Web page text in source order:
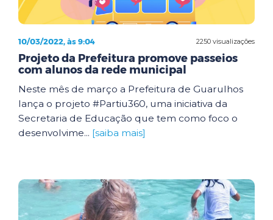
2250 visualizações
10/03/2022, às 9:04
Projeto da Prefeitura promove passeios
com alunos da rede municipal
Neste mês de março a Prefeitura de Guarulhos
lança o projeto #Partiu360, uma iniciativa da
Secretaria de Educação que tem como foco o
desenvolvime... [saiba mais]